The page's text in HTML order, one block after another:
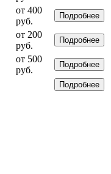
от 400
руб.
Подробнее
от 200
руб.
Подробнее
от 500
руб.
Подробнее
Подробнее